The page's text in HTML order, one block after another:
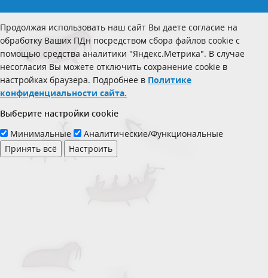
Продолжая использовать наш сайт Вы даете согласие на
обработку Ваших ПДн посредством сбора файлов cookie с
помощью средства аналитики "Яндекс.Метрика". В случае
несогласия Вы можете отключить сохранение cookie в
настройках браузера. Подробнее в Политике
конфиденциальности сайта.
Выберите настройки cookie
Минимальные
Аналитические/Функциональные
Принять всё
Настроить